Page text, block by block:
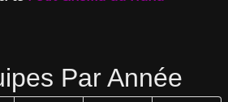
Par Année